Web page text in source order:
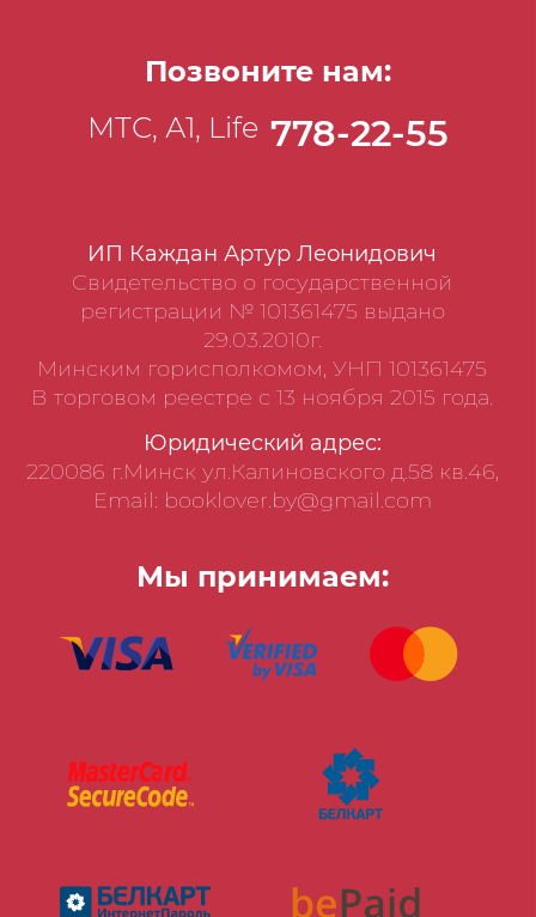
ИП Каждан Артур Леонидович
Свидетельство о государственной
регистрации № 101361475 выдано
29.03.2010г.
Минским горисполкомом, УНП 101361475
В торговом реестре с 13 ноября 2015 года.
Юридический адрес:
220086 г.Минск ул.Калиновского д.58 кв.46,
Email: booklover.by@gmail.com
Мы принимаем:
Позвоните нам:
МТС, А1, Life 778-22-55